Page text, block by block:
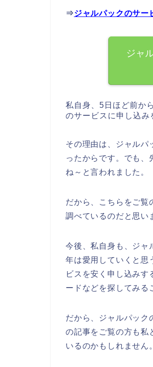
⇒ジャルパックのサー
ジャ
私自身、5日ほど前か
のサービスに申し込み
その理由は、ジャルパ
ったからです。でも、
ね～と言われました。
だから、こちらをご覧
調べているのだと思い
今後、私自身も、ジ
年は愛用していくと思
ビスを安く申し込みす
ードなどを探してみる
だから、ジャルパック
の記事をご覧の方も私
いるのかもしれません。